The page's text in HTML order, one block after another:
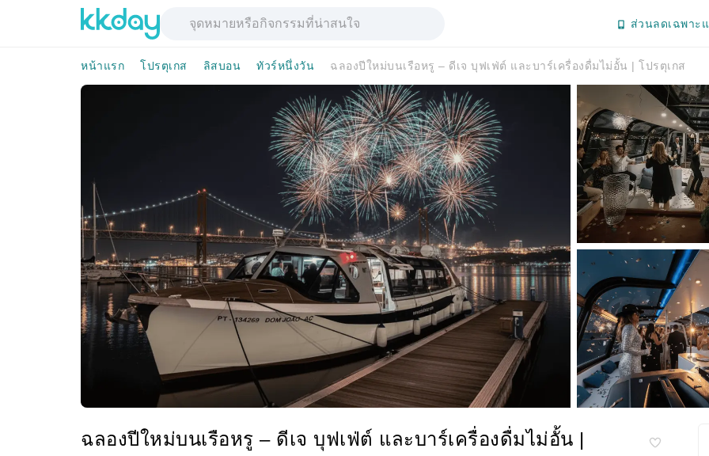
ส่วนลดเฉพาะ
หน้าแรก โปรตุเกส ลิสบอน ทัวร์หนึ่งวัน ฉลองปีใหม่บนเรือหรู – ดีเจ บุฟเฟ่ต์ และบาร์เครื่องดื่มไม่อั้น | โปรตุเกส
ฉลองปีใหม่บนเรือหรู – ดีเจ บุฟเฟ่ต์ และบาร์เครื่องดื่มไม่อั้น |